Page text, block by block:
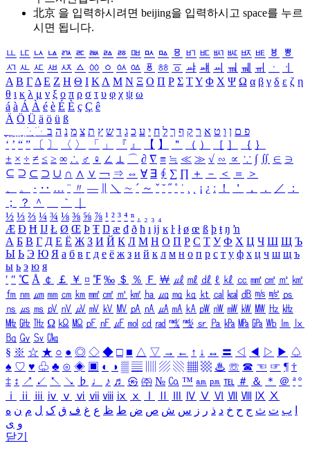
北京 을 입력하시려면 beijing을 입력하시고 space를 누르
시면 됩니다.
ㅥ ㅦ ㅧ ㅨ ㅩ ㅪ ㅫ ㅬ ㅭ ㅮ ㅯ ㅰ ㅱ ㅲ ㅳ ㅴ ㅵ ㅶ ㅷ ㅸ
ㅹ
ㅺ ㅻ ㅼ ㅽ ㅾ ㅿ ㆀ ㆁ ㆂ ㆃ ㆄ ㆅ ㆆ ㆇ ㆈ ㆉ ㆊ ㆋ ㆌ ㆍ
ㆎ
Α Β ΓΔ Ε Ζ Η Θ Ι ΚΛ Μ Ν Ξ Ο Π Ρ Σ ΤΥ Φ Χ Ψ Ω α β γ δ ε ζ η
θ ι κ λ μ ν ξ ο π ρ σ τ υ φ χ ψ ω
á à Á À é è É È ç Ç ê
Ä Ö Ü ä ö ü ß
ִֶֹ ֻּ ׁׂ פ ם ן ו ט א ר ק ף ך ל ח י ע כ ג ד ש ץ ת צ מ נ ה ב
‘ ’ “ ” 〔 〕 〈 〉 「 」 『 』 【 】 ＂ （ ） ［ ］ ｛ ｝
± × ÷ ≠ ≤ ≥ ∞ ∴ ♂ ♀ ∠ ⊥ ⌒ ∂ ∇ ≡ ≒ ≪ ≫ √ ∽ ∝ ∵ ∫ ∬ ∈ ∋
⊆ ⊇ ⊂ ⊃ ∪ ∩ ∧ ∨ ￢ ⇒ ⇔ ∀ ∃ ∮ ∑ ∏ ＋ － ＜ ＝
＞
、
。 · ‥ … ¨ 〃 ― ＼ ∼ ´ ～ ˇ ˘ ˝ ˚ ˙ ¸ ¡ ¿ ː ！ ＇ ， ． ／
：
；
？ ＾ ｀
½ ⅓ ⅔ ¼ ¾ ⅛ ⅜ ⅝ ⅞ ¹ ² ³ ⁴ ⁿ ₁ ₂ ₃ ₄
Æ Ð Ħ Ĳ Ł Ø Œ Þ Ŧ Ŋ æ đ ð ħ ı ĳ ĸ ŀ ł ø œ ß þ ŧ ŋ ŉ
А Б В Г Д Е Ё Ж З И Й К Л М Н О П Р С Т У Ф Х Ц Ч Ш Щ Ъ
Ы Ь Э Ю Я а б в г д е ё ж з и й к л м н о п р с т у ф х ц ч ш щ ъ
ы ь э ю я
′ ″ ℃ Å ￠ ￡ ￥ ¤ ℉ ‰ ＄ ％ Ｆ ￦ ㎕ ㎖ ㎗ ℓ ㎘ ㏄ ㎣ ㎤ ㎥ ㎦
㎙ ㎚ ㎛ ㎜ ㎝ ㎞ ㎟ ㎠ ㎡ ㎢ ㏊ ㎍ ㎎ ㎏ ㏏ ㎈ ㎉ ㏈ ㎧ ㎨ ㎰
㎱ ㎲ ㎳ ㎴ ㎵ ㎶ ㎷ ㎸ ㎹ ㎀ ㎁ ㎂ ㎃ ㎄ ㎺ ㎻ ㎽ ㎾ ㎿ ㎐ ㎑
㎒ ㎓ ㎔ Ω ㏀ ㏁ ㎊ ㎋ ㎌ ㏖ ㏅ ㎭ ㎮ ㎯ ㏛ ㎩ ㎪ ㎫ ㎬ ㏝ ㏐
㏓
㏃ ㏉ ㏜ ㏆
§ ※ ☆ ★ ○ ● ◎ ◇ ◆ □ ■ △ ▽ → ← ↑ ↓ ↔ 〓 ◁ ◀ ▷ ▶ ♤
♠ ♡ ♥ ♧ ♣ ⊙ ◈ ▣ ◐ ◑ ▒ ▤ ▨ ▧ ▦ ▩ ♨ ☏ ☎ ☜ ☞ ¶ †
‡ ↕ ↗ ↙ ↖ ↘ ♭ ♩ ♪ ♬ ㉿ ㈜ № ㏇ ™ ㏂ ㏘ ℡ ＃ ＆ ＊ ＠ ª º
ⅰ
ⅱ ⅲ ⅳ ⅴ ⅵ ⅶ ⅷ ⅸ ⅹ Ⅳ Ⅴ Ⅵ Ⅶ Ⅷ Ⅸ Ⅹ
ب ت ث ج ح خ د ذ ر ز س ش ص ض ط ظ ع غ ف ق ک ل م ن ه
و ی
닫기